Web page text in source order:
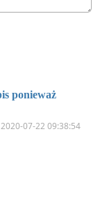
ponieważ
2020-07-22 09:38:54